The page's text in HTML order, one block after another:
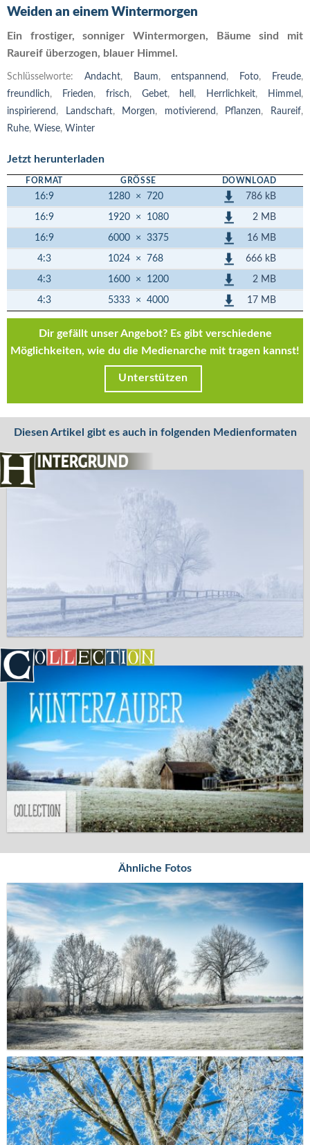
Weiden an einem Wintermorgen
Ein frostiger, sonniger Wintermorgen, Bäume sind mit
Raureif überzogen, blauer Himmel.
Schlüsselworte: Andacht, Baum,entspannend , Foto, Freude,
freundlich, Frieden, frisch, Gebet, hell , Herrlichkeit, Himmel ,
inspirierend , Landschaft, Morgen, motivierend , Pflanzen, Raureif,
Ruhe, Wiese, Winter
Jetzt herunterladen
FORMAT GRÖSSE DOWNLOAD
16:9 1280 × 720 786 kB
16:9 1920 × 1080 2 MB
16:9 6000 × 3375 16 MB
4:3 1024 × 768 666 kB
4:3 1600 × 1200 2 MB
4:3 5333 × 4000 17 MB
Dir gefällt unser Angebot? Es gibt verschiedene
Möglichkeiten, wie du die Medienarche mit tragen kannst!
Unterstützen
Diesen Artikel gibt es auch in folgenden Medienformaten
Ähnliche Fotos